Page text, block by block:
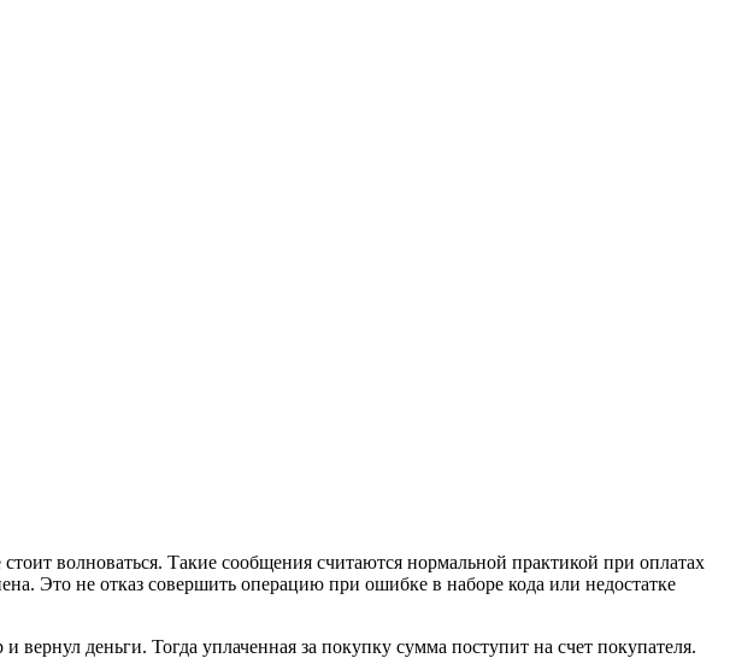
волноваться. Такие сообщения считаются нормальной практикой при оплатах
Это не отказ совершить операцию при ошибке в наборе кода или недостатке
деньги. Тогда уплаченная за покупку сумма поступит на счет покупателя.